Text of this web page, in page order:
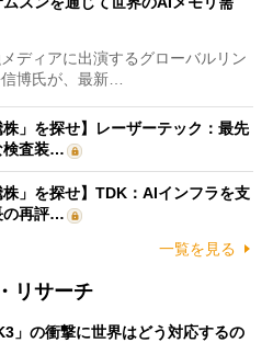
ディアに出演するグローバルリン
博氏が、最新…
株」を探せ】レーザーテック：最先
検査装…
株」を探せ】TDK：AIインフラを支
の再評…
一覧を見る
リサーチ
」の衝撃に世界はどう対応するの